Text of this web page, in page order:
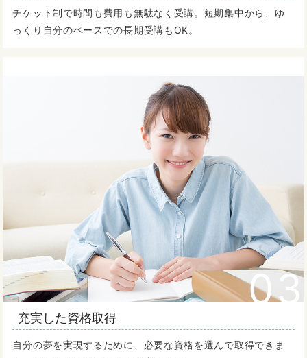
チケット制で時間も費用も無駄なく受講。短期集中から、ゆ
っくり自分のペースでの長期受講もOK。
03
充実した資格取得
自分の夢を実現するために、必要な資格を選んで取得できま